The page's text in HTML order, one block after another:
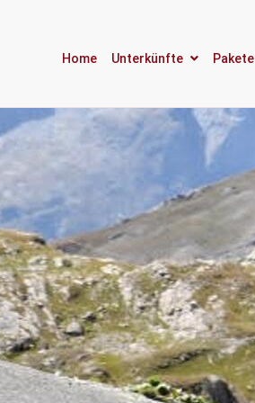
Home Unterkünfte Pakete